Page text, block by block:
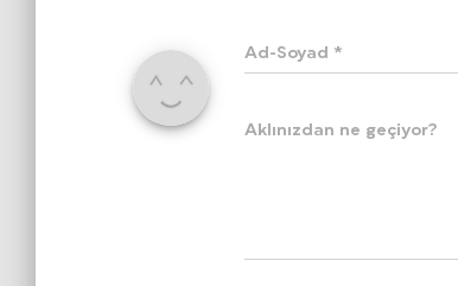
Ad-Soyad *
Aklınızdan ne geçiyor?